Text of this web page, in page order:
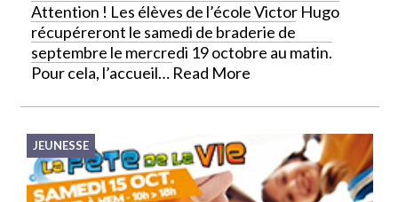
Attention ! Les élèves de l’école Victor Hugo
récupéreront le samedi de braderie de
septembre le mercredi 19 octobre au matin.
Pour cela, l’accueil… Read More
JEUNESSE